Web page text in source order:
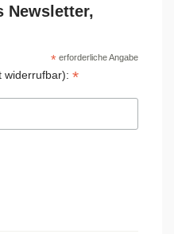
Newsletter,
*erforderliche Angabe
widerrufbar): *